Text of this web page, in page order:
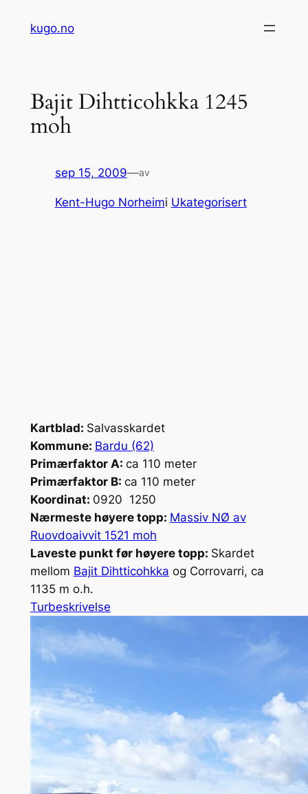
kugo.no
Bajit Dihtticohkka 1245
moh
sep 15, 2009—av
Kent-Hugo Norheimi Ukategorisert
Kartblad: Salvasskardet
Kommune: Bardu (62)
Primærfaktor A: ca 110 meter
Primærfaktor B: ca 110 meter
Koordinat: 0920 1250
Nærmeste høyere topp: Massiv NØ av
Ruovdoaivvit 1521 moh
Laveste punkt før høyere topp: Skardet
mellom Bajit Dihtticohkka og Corrovarri, ca
1135 m o.h.
Turbeskrivelse